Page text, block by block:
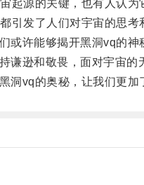
源的关键，也有人认为
发了人们对宇宙的思考
许能够揭开黑洞vq的神
逊和敬畏，面对宇宙的
vq的奥秘，让我们更加